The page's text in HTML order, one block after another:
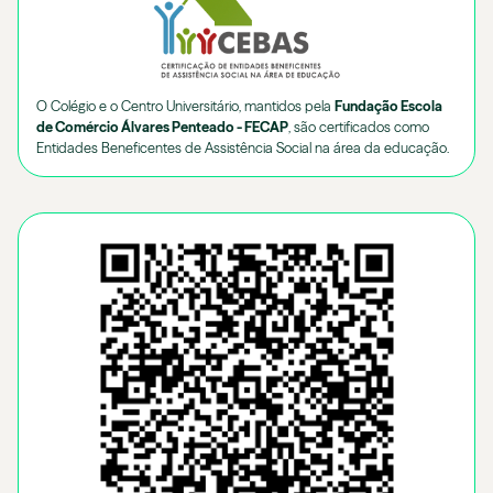
O Colégio e o Centro Universitário, mantidos pela Fundação Escola
de Comércio Álvares Penteado - FECAP , são certificados como
Entidades Beneficentes de Assistência Social na área da educação.